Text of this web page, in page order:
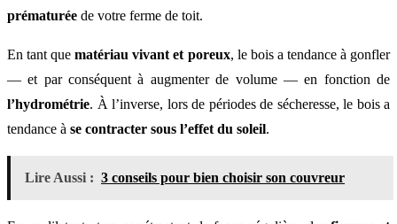
prématurée de votre ferme de toit.
En tant quematériau vivant et poreux, le bois a tendance à gonfler
— et par conséquent à augmenter de volume — en fonction de
l’hydrométrie. À l’inverse, lors de périodes de sécheresse, le bois a
tendance à se contracter sous l’effet du soleil.
Lire Aussi : 3 conseils pour bien choisir son couvreur